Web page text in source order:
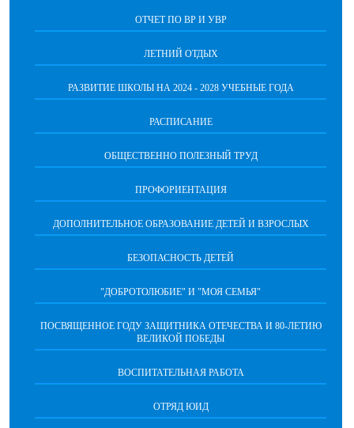
ОТЧЕТ ПО ВР И УВР
ЛЕТНИЙ ОТДЫХ
РАЗВИТИЕ ШКОЛЫ НА 2024 - 2028 УЧЕБНЫЕ ГОДА
РАСПИСАНИЕ
ОБЩЕСТВЕННО ПОЛЕЗНЫЙ ТРУД
ПРОФОРИЕНТАЦИЯ
ДОПОЛНИТЕЛЬНОЕ ОБРАЗОВАНИЕ ДЕТЕЙ И ВЗРОСЛЫХ
БЕЗОПАСНОСТЬ ДЕТЕЙ
"ДОБРОТОЛЮБИЕ" И "МОЯ СЕМЬЯ"
ПОСВЯЩЕННОЕ ГОДУ ЗАЩИТНИКА ОТЕЧЕСТВА И 80-ЛЕТИЮ
ВЕЛИКОЙ ПОБЕДЫ
ВОСПИТАТЕЛЬНАЯ РАБОТА
ОТРЯД ЮИД